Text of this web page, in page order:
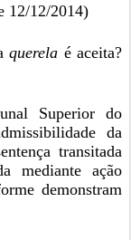
12/12/2014)
querela é aceita?
Superior do
da
transitada
mediante ação
demonstram